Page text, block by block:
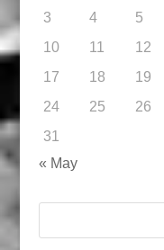
3
4 5
10
11 12
17
18 19
24
25 26
31
« May
Buscar: